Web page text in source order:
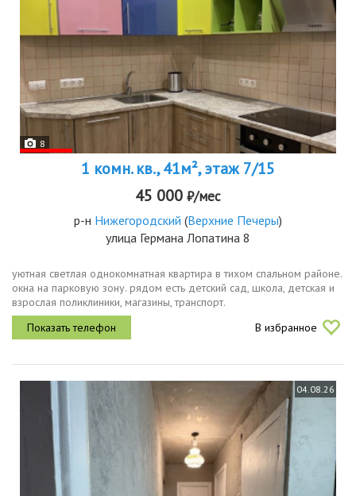
8
1 комн. кв., 41м², этаж 7/15
45 000 ₽/мес
р-н Нижегородский (Верхние Печеры)
улица Германа Лопатина 8
уютная светлая однокомнатная квартира в тихом спальном районе.
окна на парковую зону. рядом есть детский сад, школа, детская и
взрослая поликлиники, магазины, транспорт.
В избранное
04.08.26